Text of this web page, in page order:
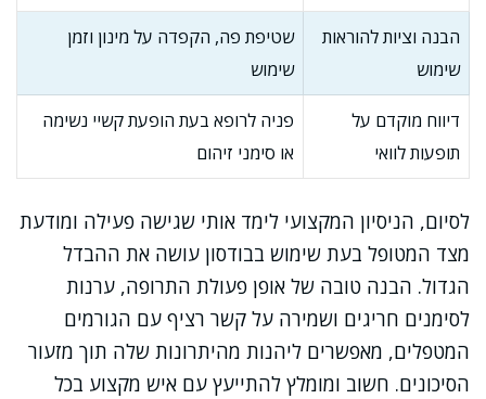
הבנה וציות להוראות
שימוש
שטיפת פה, הקפדה על מינון וזמן
שימוש
דיווח מוקדם על
תופעות לוואי
פניה לרופא בעת הופעת קשיי נשימה
או סימני זיהום
לסיום, הניסיון המקצועי לימד אותי שגישה פעילה ומודעת
מצד המטופל בעת שימוש בבודסון עושה את ההבדל
הגדול. הבנה טובה של אופן פעולת התרופה, ערנות
לסימנים חריגים ושמירה על קשר רציף עם הגורמים
המטפלים, מאפשרים ליהנות מהיתרונות שלה תוך מזעור
הסיכונים. חשוב ומומלץ להתייעץ עם איש מקצוע בכל